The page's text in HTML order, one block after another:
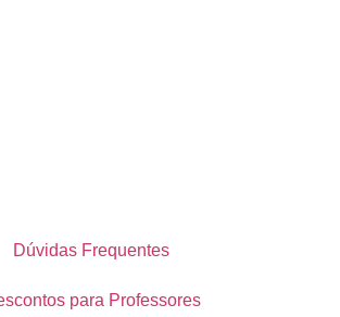
Dúvidas Frequentes
para Professores